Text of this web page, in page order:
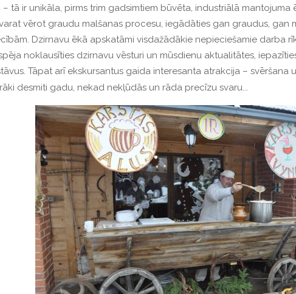
– tā ir unikāla, pirms trim gadsimtiem būvēta, industriālā
vērot graudu malšanas procesu, iegādāties gan graudus, gan
Dzirnavu ēkā apskatāmi visdažādākie nepieciešamie darba
noklausīties dzirnavu vēsturi un mūsdienu aktualitātes,
Tāpat arī ekskursantus gaida interesanta atrakcija – svēršana
desmiti gadu, nekad nekļūdās un rāda precīzu svaru...